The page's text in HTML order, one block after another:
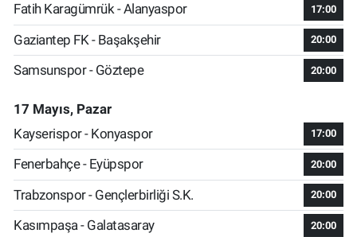
Fatih Karagümrük - Alanyaspor
17:00
Gaziantep FK - Başakşehir 20:00
Samsunspor - Göztepe 20:00
17 Mayıs, Pazar
Kayserispor - Konyaspor
17:00
Fenerbahçe - Eyüpspor 20:00
Trabzonspor - Gençlerbirliği S.K. 20:00
Kasımpaşa - Galatasaray 20:00